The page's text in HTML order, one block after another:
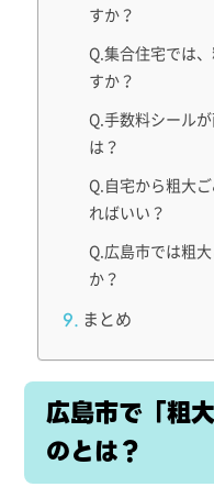
すか？
Q.集合住宅では
すか？
Q.手数料シール
は？
Q.自宅から粗大
ればいい？
Q.広島市では粗
か？
まとめ
広島市で「粗
のとは？